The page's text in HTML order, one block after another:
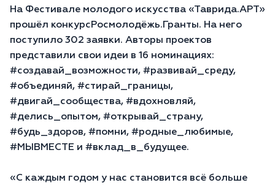
На Фестивале молодого искусства «Таврида.АРТ»
прошёл конкурсРосмолодёжь.Гранты. На него
поступило 302 заявки. Авторы проектов
представили свои идеи в 16 номинациях:
#cоздавай_возможности, #развивай_среду,
#объединяй, #стирай_границы,
#двигай_сообщества, #вдохновляй,
#делись_опытом, #открывай_страну,
#будь_здоров, #помни, #родные_любимые,
#МЫВМЕСТЕ и #вклад_в_будущее.
«С каждым годом у нас становится всё больше